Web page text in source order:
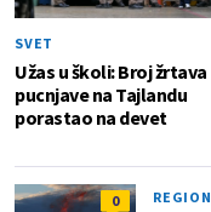
SVET
Užas u školi: Broj žrtava
pucnjave na Tajlandu
porastao na devet
0 REGION